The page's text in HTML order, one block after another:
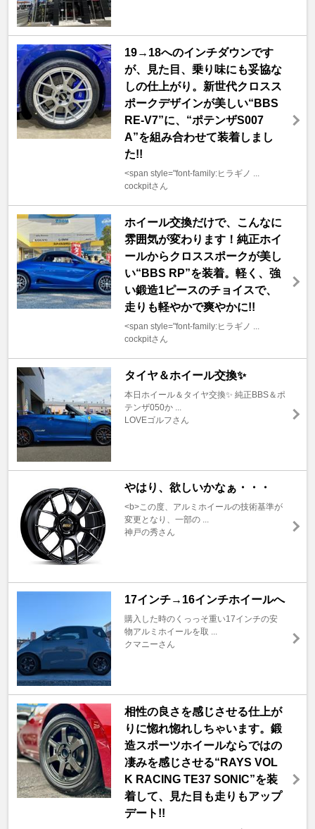
19→18へのインチダウンです
が、見た目、乗り味にも妥協な
しの仕上がり。新世代クロスス
ポークデザインが美しい“BBS
RE-V7”に、“ポテンザS007
A”を組み合わせて装着しまし
た!!
<span style="font-family:ヒラギノ ...
cockpitさん
ホイール交換だけで、こんなに
雰囲気が変わります！純正ホイ
ールからクロススポークが美し
い“BBS RP”を装着。軽く、強
い鍛造1ピースのチョイスで、
走りも軽やかで爽やかに!!
<span style="font-family:ヒラギノ ...
cockpitさん
タイヤ＆ホイール交換✨️
本日ホイール＆タイヤ交換✨️ 純正BBS＆ポ
テンザ050か ...
LOVEゴルフさん
やはり、欲しいかなぁ・・・
<b>この度、アルミホイールの技術基準が
変更となり、一部の ...
神戸の秀さん
17インチ→16インチホイールへ
購入した時のくっっそ重い17インチの安
物アルミホイールを取 ...
クマニーさん
相性の良さを感じさせる仕上が
りに惚れ惚れしちゃいます。鍛
造スポーツホイールならではの
凄みを感じさせる“RAYS VOL
K RACING TE37 SONIC”を装
着して、見た目も走りもアップ
デート!!